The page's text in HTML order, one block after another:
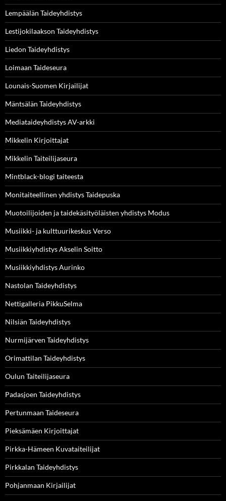
Lempäälän Taideyhdistys
Lestijokilaakson Taideyhdistys
Liedon Taideyhdistys
Loimaan Taideseura
Lounais-Suomen Kirjailijat
Mäntsälän Taideyhdistys
Mediataideyhdistys AV-arkki
Mikkelin Kirjoittajat
Mikkelin Taiteilijaseura
Mintblack-blogi taiteesta
Monitaiteellinen yhdistys Taidepuska
Muotoilijoiden ja taidekäsityöläisten yhdistys Modus
Musiikki- ja kulttuurikeskus Verso
Musiikkiyhdistys Akselin Soitto
Musiikkiyhdistys Aurinko
Nastolan Taideyhdistys
Nettigalleria PikkuSelma
Nilsiän Taideyhdistys
Nurmijärven Taideyhdistys
Orimattilan Taideyhdistys
Oulun Taiteilijaseura
Padasjoen Taideyhdistys
Pertunmaan Taideseura
Pieksämäen Kirjoittajat
Pirkka-Hämeen Kuvataiteilijat
Pirkkalan Taideyhdistys
Pohjanmaan Kirjailijat